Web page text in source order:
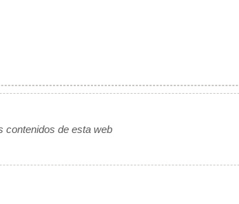
contenidos de esta web